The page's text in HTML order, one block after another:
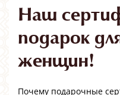
Наш
подарок
женщин!
Почему подарочные